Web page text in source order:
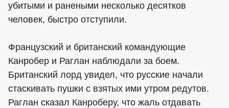
убитыми и ранеными несколько десятков
человек, быстро отступили.
Французский и британский командующие
Канробер и Раглан наблюдали за боем.
Британский лорд увидел, что русские начали
стаскивать пушки с взятых ими утром редутов.
Раглан сказал Канроберу, что жаль отдавать